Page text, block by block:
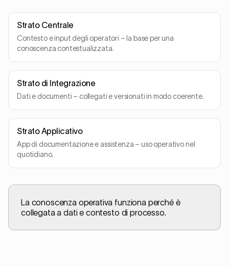
Strato Centrale
Contesto e input degli operatori – la base per una
conoscenza contestualizzata.
Strato di Integrazione
Dati e documenti – collegati e versionati in modo coerente.
Strato Applicativo
App di documentazione e assistenza – uso operativo nel
quotidiano.
La conoscenza operativa funziona perché è
collegata a dati e contesto di processo.